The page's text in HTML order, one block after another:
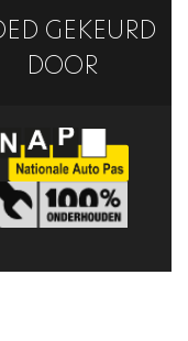
GEKEURD
DOOR